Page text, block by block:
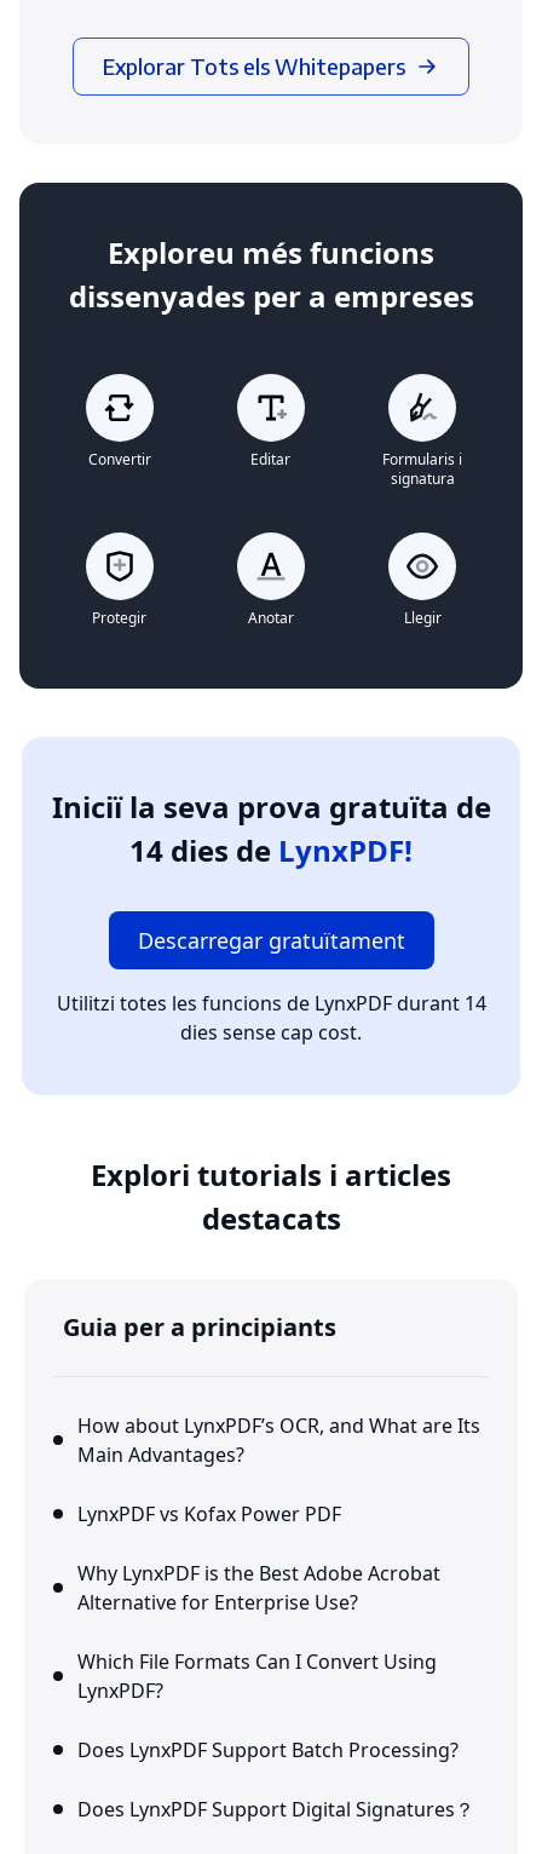
Explorar Tots els Whitepapers
Exploreu més funcions
dissenyades per a empreses
Convertir Editar
Formularis i
signatura
Protegir Anotar Llegir
Iniciï la seva prova gratuïta de
14 dies de LynxPDF!
Descarregar gratuïtament
Utilitzi totes les funcions de LynxPDF durant 14
dies sense cap cost.
Explori tutorials i articles
destacats
Guia per a principiants
How about LynxPDF’s OCR, and What are Its
Main Advantages?
LynxPDF vs Kofax Power PDF
Why LynxPDF is the Best Adobe Acrobat
Alternative for Enterprise Use?
Which File Formats Can I Convert Using
LynxPDF?
Does LynxPDF Support Batch Processing?
Does LynxPDF Support Digital Signatures？